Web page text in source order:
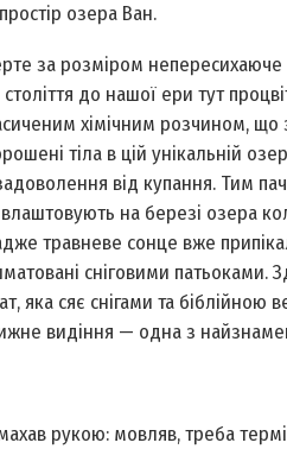
озера Ван.
за розміром
до нашої ери тут
хімічним розчином,
тіла в цій унікальній
від купання. Тим
на березі озера
травневе сонце вже
сніговими патьоками.
яка сяє снігами та
видіння — одна з
рукою: мовляв, треба